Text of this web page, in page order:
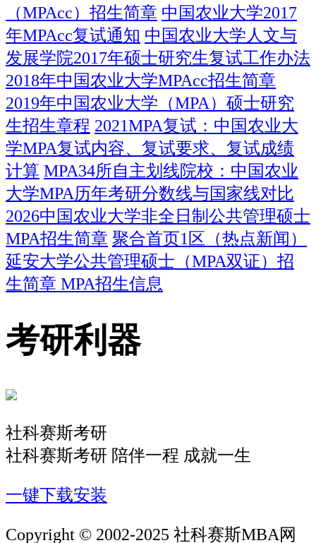
（MPAcc）招生简章 中国农业大学2017
年MPAcc复试通知 中国农业大学人文与
发展学院2017年硕士研究生复试工作办法
2018年中国农业大学MPAcc招生简章
2019年中国农业大学（MPA）硕士研究
生招生章程 2021MPA复试：中国农业大
学MPA复试内容、复试要求、复试成绩
计算 MPA34所自主划线院校：中国农业
大学MPA历年考研分数线与国家线对比
2026中国农业大学非全日制公共管理硕士
MPA招生简章 聚合首页1区（热点新闻）
延安大学公共管理硕士（MPA双证）招
生简章 MPA招生信息
考研利器
社科赛斯考研
社科赛斯考研 陪伴一程 成就一生
一键下载安装
Copyright © 2002-2025 社科赛斯MBA网